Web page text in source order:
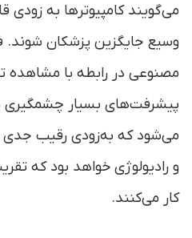
می‌گویند کامپیوترها به زودی
وسیع جایگزین پزشکان
مصنوعی در رابطه با مشاهده
پیشرفت‌های بسیار چشمگیری
می‌شود که به‌زودی رقیب جدی
و رادیولوژی خواهد بود که
کار می‌کنند.